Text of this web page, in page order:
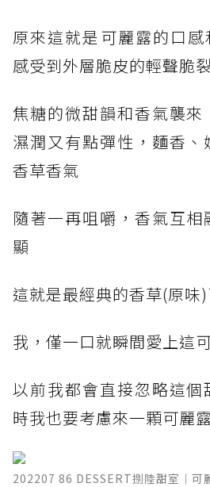
原來這就是可麗露的口
感受到外層脆皮的輕聲脆裂
焦糖的微甜韻和香氣襲來
濕潤又有點彈性，麵香
香草香氣
隨著一再咀嚼，香氣互
顯
這就是最經典的香草(原味
我，僅一口就瞬間愛上這
以前我都會直接忽略這
時我也要考慮來一顆可麗
202207 86 DESSERT捌陸甜室｜可